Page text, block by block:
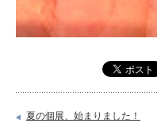
夏の個展、始まりました！